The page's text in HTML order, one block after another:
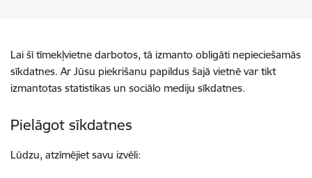
Lai šī tīmekļvietne darbotos, tā izmanto obligāti nepieciešamās
sīkdatnes. Ar Jūsu piekrišanu papildus šajā vietnē var tikt
izmantotas statistikas un sociālo mediju sīkdatnes.
Pielāgot sīkdatnes
Lūdzu, atzīmējiet savu izvēli: